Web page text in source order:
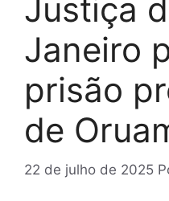
Justiça
Janeiro
prisão
de
22 de julho de 2025